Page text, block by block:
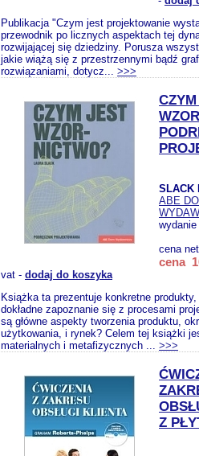
Publikacja "Czym jest projektowanie
przewodnik po licznych aspektach tej
rozwijającej się dziedziny. Porusza
jakie wiążą się z przestrzennymi bądź
rozwiązaniami, dotycz... >>>
SLACK
ABE
wydanie
cena
cena
vat - dodaj do koszyka
Książka ta prezentuje konkretne
dokładne zapoznanie się z procesami
są główne aspekty tworzenia produktu,
użytkowania, i rynek? Celem tej książki
materialnych i metafizycznych ... >>>
Z